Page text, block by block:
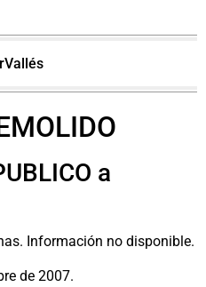
a
Información no disponible.
de 2007.